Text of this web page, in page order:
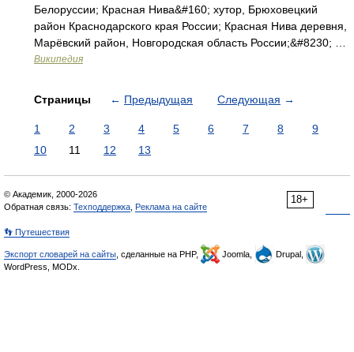
Белоруссии; Красная Нива&#160; хутор, Брюховецкий
район Краснодарского края России; Красная Нива деревня,
Марёвский район, Новгородская область России;&#8230; …
Википедия
Страницы ← Предыдущая Следующая →
1 2 3 4 5 6 7 8
9
10
11 12 13
18+
© Академик, 2000-2026
Обратная связь: Техподдержка Реклама на сайте
👣 Путешествия
Экспорт словарей на сайты , сделанные на PHP, Joomla,
Drupal,
WordPress, MODx.